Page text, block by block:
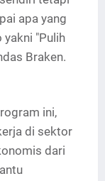
apa yang
"Pulih
Braken.
ini,
di sektor
dari